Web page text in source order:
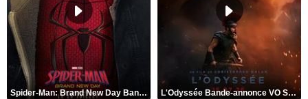
Spider-Man: Brand New Day Bande-annonce VO STFR L'Odyssée Bande-annonce VO STFR